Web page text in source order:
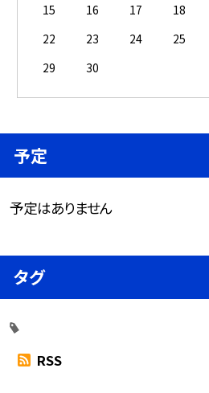
15
16 17 18
22
23 24 25
29
30
予定
予定はありません
タグ
RSS